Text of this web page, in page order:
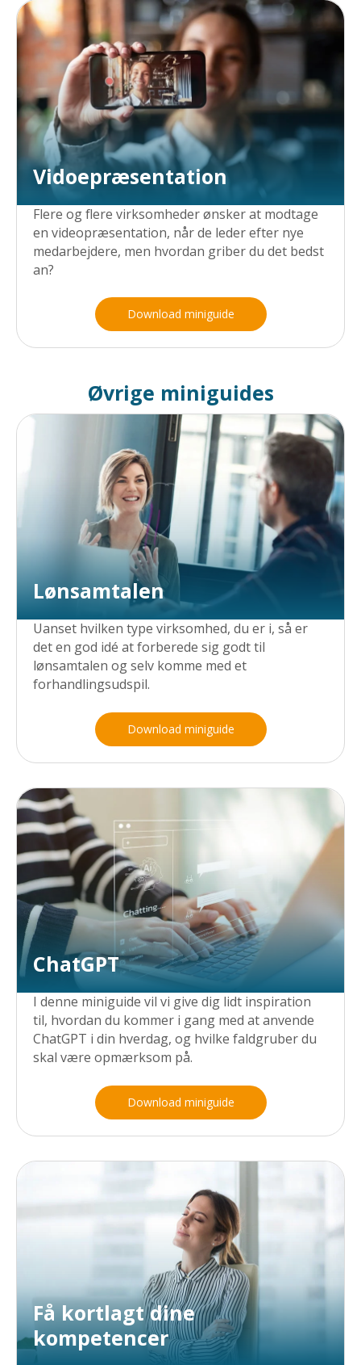
Vidoepræsentation
Flere og flere virksomheder ønsker at modtage
en videopræsentation, når de leder efter nye
medarbejdere, men hvordan griber du det bedst
an?
Download miniguide
Øvrige miniguides
Lønsamtalen
Uanset hvilken type virksomhed, du er i, så er
det en god idé at forberede sig godt til
lønsamtalen og selv komme med et
forhandlingsudspil.
Download miniguide
ChatGPT
I denne miniguide vil vi give dig lidt inspiration
til, hvordan du kommer i gang med at anvende
ChatGPT i din hverdag, og hvilke faldgruber du
skal være opmærksom på.
Download miniguide
Få kortlagt dine
kompetencer